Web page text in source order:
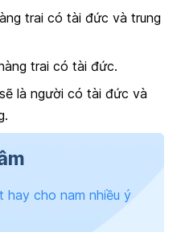
trai có tài đức và trung
trai có tài đức.
là người có tài đức và
hay cho nam nhiều ý